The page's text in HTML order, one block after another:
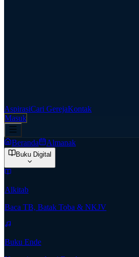
AspirasiCari GerejaKontak
Masuk
Beranda Almanak
Buku Digital
Alkitab
Baca TB, Batak Toba & NKJV
Buku Ende